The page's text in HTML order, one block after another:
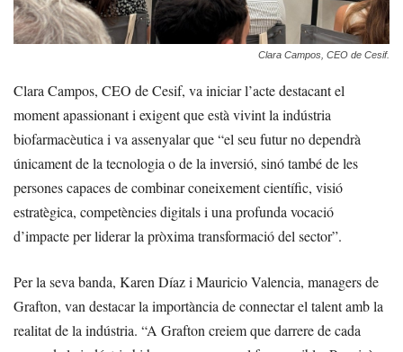
Clara Campos, CEO de Cesif.
Clara Campos, CEO de Cesif, va iniciar l’acte destacant el
moment apassionant i exigent que està vivint la indústria
biofarmacèutica i va assenyalar que “el seu futur no dependrà
únicament de la tecnologia o de la inversió, sinó també de les
persones capaces de combinar coneixement científic, visió
estratègica, competències digitals i una profunda vocació
d’impacte per liderar la pròxima transformació del sector”.
Per la seva banda, Karen Díaz i Mauricio Valencia, managers de
Grafton, van destacar la importància de connectar el talent amb la
realitat de la indústria. “A Grafton creiem que darrere de cada